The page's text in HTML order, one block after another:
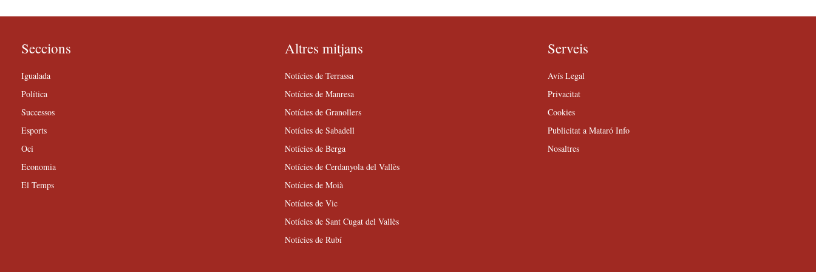
Seccions
Igualada
Política
Successos
Esports
Oci
Economia
El Temps
Altres mitjans
Notícies de Terrassa
Notícies de Manresa
Notícies de Granollers
Notícies de Sabadell
Notícies de Berga
Notícies de Cerdanyola del Vallès
Notícies de Moià
Notícies de Vic
Notícies de Sant Cugat del Vallès
Notícies de Rubí
Serveis
Avís Legal
Privacitat
Cookies
Publicitat a Mataró Info
Nosaltres